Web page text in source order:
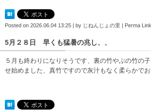
Posted on 2026.06.04 13:25 by じねんじょの里 Perma Link
5月２８日 早くも猛暑の兆し、、
５月も終わりになりそうです、裏の竹やぶの竹の
せ始めました、真竹ですので灰汁もなく柔らかでお